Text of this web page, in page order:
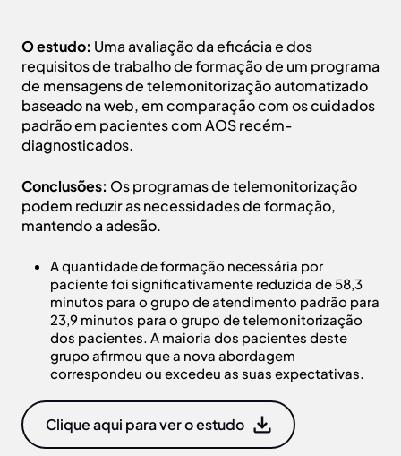
O estudo: Uma avaliação da eficácia e dos
requisitos de trabalho de formação de um programa
de mensagens de telemonitorização automatizado
baseado na web, em comparação com os cuidados
padrão em pacientes com AOS recém-
diagnosticados.
Conclusões: Os programas de telemonitorização
podem reduzir as necessidades de formação,
mantendo a adesão.
A quantidade de formação necessária por
paciente foi significativamente reduzida de 58,3
minutos para o grupo de atendimento padrão para
23,9 minutos para o grupo de telemonitorização
dos pacientes. A maioria dos pacientes deste
grupo afirmou que a nova abordagem
correspondeu ou excedeu as suas expectativas.
Clique aqui para ver o estudo